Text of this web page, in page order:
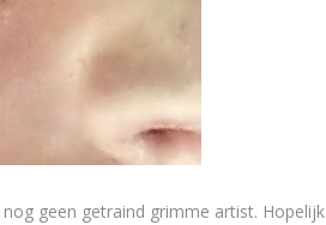
geen getraind grimme artist. Hopelijk